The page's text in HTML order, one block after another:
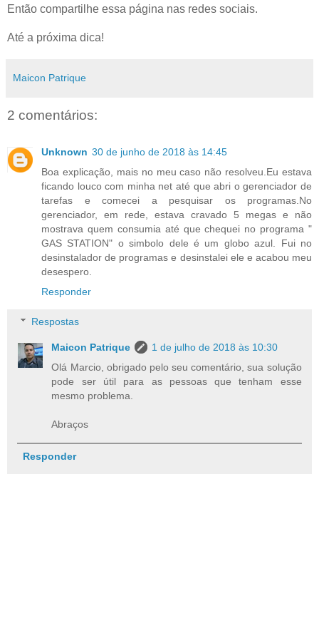
Então compartilhe essa página nas redes sociais.
Até a próxima dica!
Maicon Patrique
2 comentários:
Unknown 30 de junho de 2018 às 14:45
Boa explicação, mais no meu caso não resolveu.Eu estava
ficando louco com minha net até que abri o gerenciador de
tarefas e comecei a pesquisar os programas.No
gerenciador, em rede, estava cravado 5 megas e não
mostrava quem consumia até que chequei no programa "
GAS STATION" o simbolo dele é um globo azul. Fui no
desinstalador de programas e desinstalei ele e acabou meu
desespero.
Responder
Respostas
Maicon Patrique
1 de julho de 2018 às 10:30
Olá Marcio, obrigado pelo seu comentário, sua solução
pode ser útil para as pessoas que tenham esse
mesmo problema.
Abraços
Responder